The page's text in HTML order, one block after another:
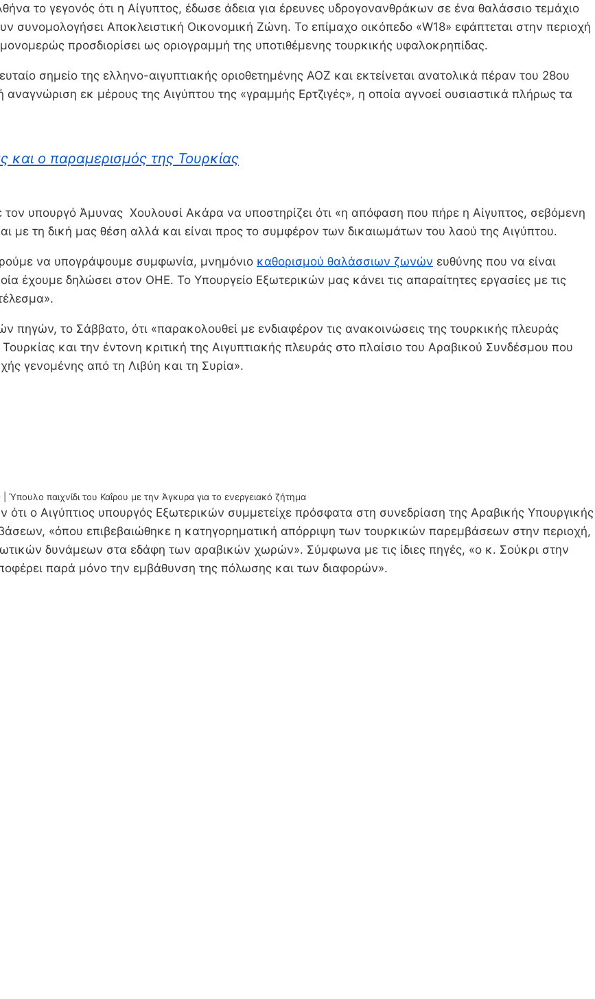
το γεγονός ότι η Αίγυπτος, έδωσε άδεια για έρευνες υδρογονανθράκων σε ένα θαλάσσιο τεμάχιο
συνομολογήσει Αποκλειστική Οικονομική Ζώνη. Το επίμαχο οικόπεδο «W18» εφάπτεται στην περιοχή
προσδιορίσει ως οριογραμμή της υποτιθέμενης τουρκικής υφαλοκρηπίδας.
σημείο της ελληνο-αιγυπτιακής οριοθετημένης ΑΟΖ και εκτείνεται ανατολικά πέραν του 28ου
αναγνώριση εκ μέρους της Αιγύπτου της «γραμμής Ερτζιγές», η οποία αγνοεί ουσιαστικά πλήρως τα
ο παραμερισμός της Τουρκίας
τον υπουργό Άμυνας Χουλουσί Ακάρα να υποστηρίζει ότι «η απόφαση που πήρε η Αίγυπτος, σεβόμενη
με τη δική μας θέση αλλά και είναι προς το συμφέρον των δικαιωμάτων του λαού της Αιγύπτου.
να υπογράψουμε συμφωνία, μνημόνιο καθορισμού θαλάσσιων ζωνών ευθύνης που να είναι
έχουμε δηλώσει στον ΟΗΕ. To Υπουργείο Εξωτερικών μας κάνει τις απαραίτητες εργασίες με τις
το Σάββατο, ότι «παρακολουθεί με ενδιαφέρον τις ανακοινώσεις της τουρκικής πλευράς
και την έντονη κριτική της Αιγυπτιακής πλευράς στο πλαίσιο του Αραβικού Συνδέσμου που
γενομένης από τη Λιβύη και τη Συρία».
| Ύπουλο παιχνίδι του Καΐρου με την Άγκυρα για το ενεργειακό ζήτημα
ότι ο Αιγύπτιος υπουργός Εξωτερικών συμμετείχε πρόσφατα στη συνεδρίαση της Αραβικής Υπουργικής
«όπου επιβεβαιώθηκε η κατηγορηματική απόρριψη των τουρκικών παρεμβάσεων στην περιοχή,
δυνάμεων στα εδάφη των αραβικών χωρών». Σύμφωνα με τις ίδιες πηγές, «ο κ. Σούκρι στην
παρά μόνο την εμβάθυνση της πόλωσης και των διαφορών».